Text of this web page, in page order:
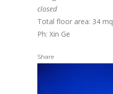
closed
Total floor area: 34 mq
Ph: Xin Ge
Share